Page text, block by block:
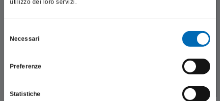
utilizzo dei loro servizi.
delNecessari
Preferenze
Statistiche
professionali e riporta dati, prodotti e beni sensibili per la
salute e la sicurezza del paziente; pertanto, per visitare il sito,